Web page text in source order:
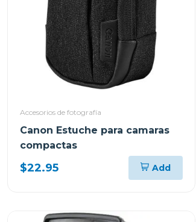
Accesorios de fotografía
Canon Estuche para camaras
compactas
$22.95 Add